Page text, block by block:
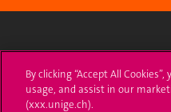
24 rue du
By clicking “Accept All
usage, and assist in our
(xxx.unige.ch).